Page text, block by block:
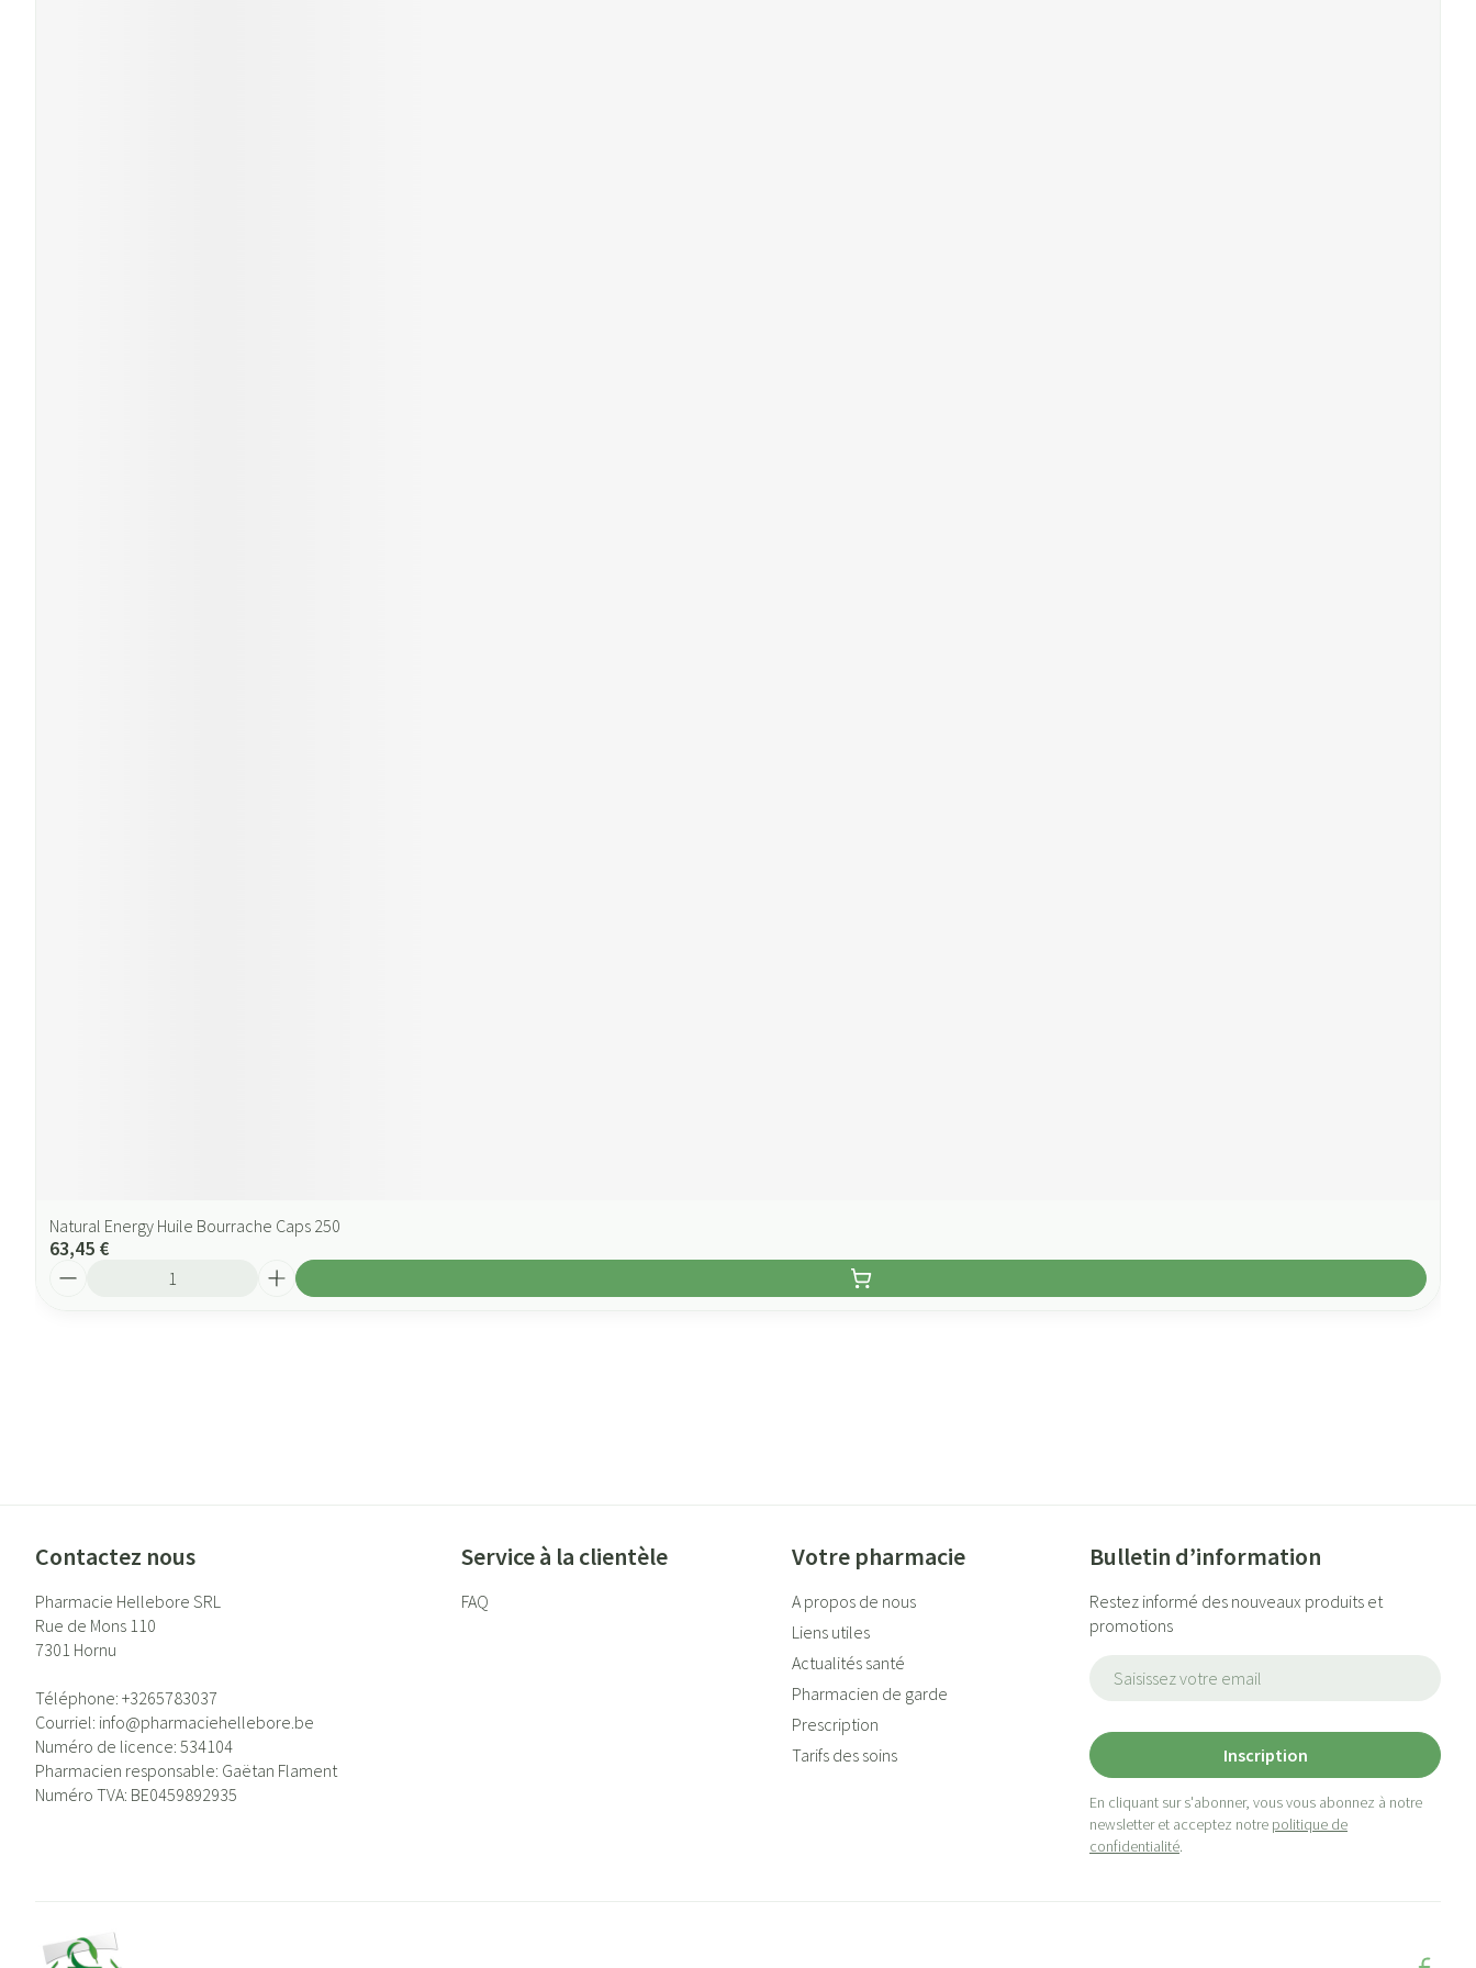
Natural Energy Huile Bourrache Caps 250
63,45 €
Contactez nous
Pharmacie Hellebore SRL
Rue de Mons 110
7301 Hornu
Téléphone: +3265783037
Courriel: info@pharmaciehellebore.be
Numéro de licence: 534104
Pharmacien responsable: Gaëtan Flament
Numéro TVA: BE0459892935
Service à la clientèle
FAQ
Votre pharmacie
A propos de nous
Liens utiles
Actualités santé
Pharmacien de garde
Prescription
Tarifs des soins
Bulletin d’information
Restez informé des nouveaux produits et
promotions
Inscription
En cliquant sur s'abonner, vous vous abonnez à notre
newsletter et acceptez notre politique de
confidentialité.